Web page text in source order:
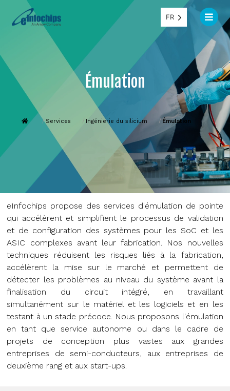
FR
Émulation
Services Ingénierie du silicium Émulation
eInfochips propose des services d'émulation de pointe
qui accélèrent et simplifient le processus de validation
et de configuration des systèmes pour les SoC et les
ASIC complexes avant leur fabrication. Nos nouvelles
techniques réduisent les risques liés à la fabrication,
accélèrent la mise sur le marché et permettent de
détecter les problèmes au niveau du système avant la
finalisation du circuit intégré, en travaillant
simultanément sur le matériel et les logiciels et en les
testant à un stade précoce. Nous proposons l'émulation
en tant que service autonome ou dans le cadre de
projets de conception plus vastes aux grandes
entreprises de semi-conducteurs, aux entreprises de
deuxième rang et aux start-ups.